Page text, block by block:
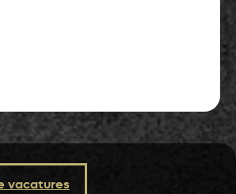
vacatures